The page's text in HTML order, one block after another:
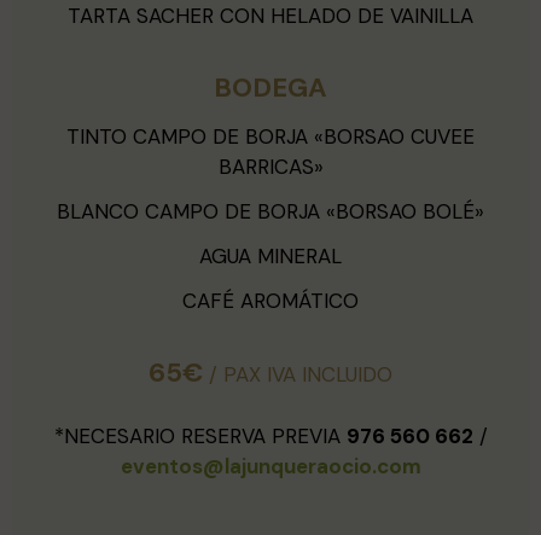
TARTA SACHER CON HELADO DE VAINILLA
BODEGA
TINTO CAMPO DE BORJA «BORSAO CUVEE
BARRICAS»
BLANCO CAMPO DE BORJA «BORSAO BOLÉ»
AGUA MINERAL
CAFÉ AROMÁTICO
65€ / PAX IVA INCLUIDO
*NECESARIO RESERVA PREVIA 976 560 662 /
eventos@lajunqueraocio.com